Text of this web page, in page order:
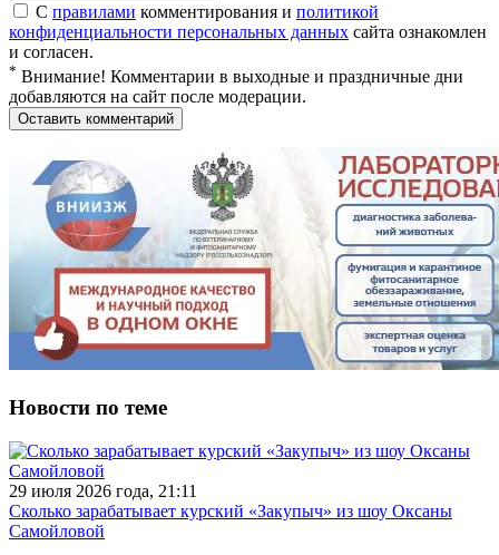
С правилами комментирования и политикой
конфиденциальности персональных данных сайта ознакомлен
и согласен.
* Внимание! Комментарии в выходные и праздничные дни
добавляются на сайт после модерации.
Новости по теме
29 июля 2026 года, 21:11
Сколько зарабатывает курский «Закупыч» из шоу Оксаны
Самойловой